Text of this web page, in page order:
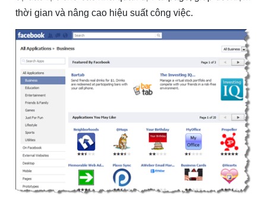
thời gian và nâng cao hiệu suất công việc.